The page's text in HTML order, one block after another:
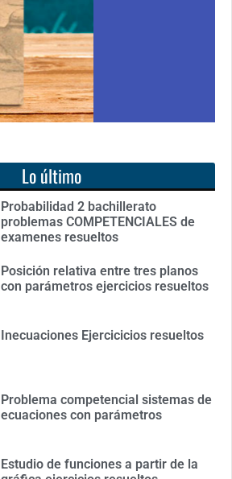
Lo último
Probabilidad 2 bachillerato
problemas COMPETENCIALES de
examenes resueltos
Posición relativa entre tres planos
con parámetros ejercicios resueltos
Inecuaciones Ejercicicios resueltos
Problema competencial sistemas de
ecuaciones con parámetros
Estudio de funciones a partir de la